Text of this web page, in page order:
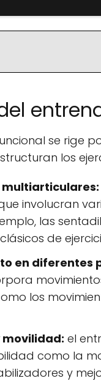
se rige
los
multiarticulares:
involucran
las
de
en diferentes
los
movilidad: el
como la
y